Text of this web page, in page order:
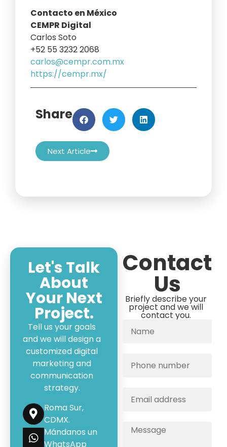
Contacto en México
CEMPR Digital
Carlos Soto
+52 55 3232 2068
carlos@cempr.com.mx
https://cempr.mx/
Share
Next Article
Let's Talk
About
Your Next
Project.
Tell us your goals
and we will design a
customized digital
marketing and
communication
strategy.
Roma Sur,
CDMX.
Mándanos un
WhatsApp
Contact
Us
Briefly describe your
project and we will
contact you.